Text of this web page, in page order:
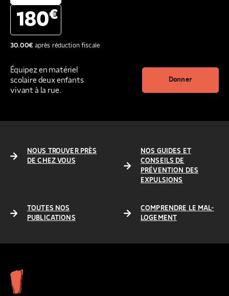
180€
30.00€après réduction fiscale
Équipez en matériel
scolaire deux enfants
vivant à la rue.
Donner
NOUS TROUVER PRÈS
DE CHEZ VOUS
NOS GUIDES ET
CONSEILS DE
PRÉVENTION DES
EXPULSIONS
TOUTES NOS
PUBLICATIONS
COMPRENDRE LE MAL-
LOGEMENT